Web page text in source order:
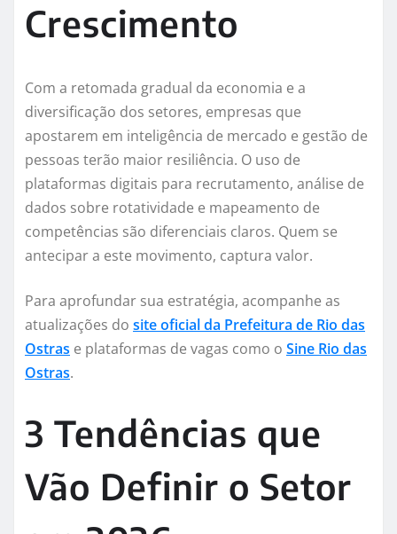
Crescimento
Com a retomada gradual da economia e a
diversificação dos setores, empresas que
apostarem em inteligência de mercado e gestão de
pessoas terão maior resiliência. O uso de
plataformas digitais para recrutamento, análise de
dados sobre rotatividade e mapeamento de
competências são diferenciais claros. Quem se
antecipar a este movimento, captura valor.
Para aprofundar sua estratégia, acompanhe as
atualizações do site oficial da Prefeitura de Rio das
Ostras e plataformas de vagas como o Sine Rio das
Ostras.
3 Tendências que
Vão Definir o Setor